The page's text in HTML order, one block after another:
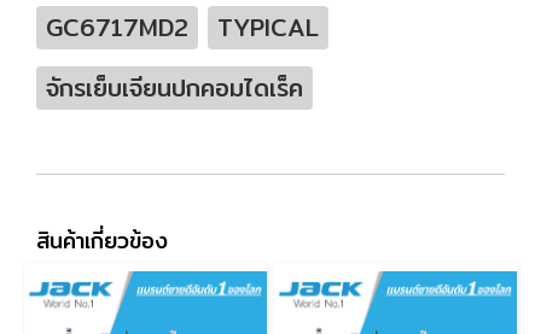
GC6717MD2
TYPICAL
จักรเย็บเจียนปกคอมไดเร็ค
สินค้าเกี่ยวข้อง